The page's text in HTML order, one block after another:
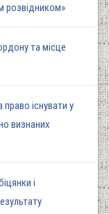
розвідником»
та місце
право існувати у
визнаних
і